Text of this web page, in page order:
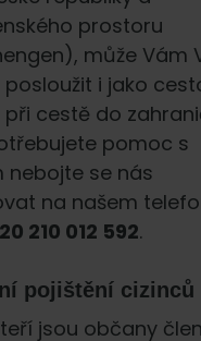
prostoru
může Vám
i jako
cestě do
pomoc s
nebojte se nás
na našem
210 012 592.
pojištění cizinců
jsou občany